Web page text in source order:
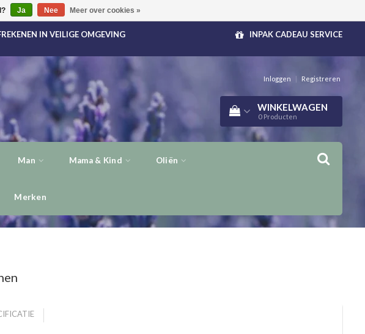
IN VEILIGE OMGEVING INPAK CADEAU SERVICE
Inloggen | Registreren
WINKELWAGEN
0 Producten
Man Mama & Kind Oliën
Merken
Ja Nee Meer over cookies »